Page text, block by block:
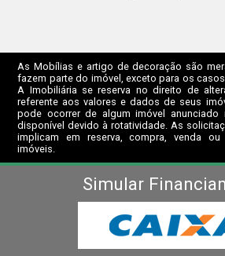
As Mobílias e artigo de decoração são
fazem parte do imóvel, exceto para os
A Imobiliária se reserva no direito de
referente aos valores e dados de seus
pode ocorrer de algum imóvel
disponível devido à rotatividade. As
implicam em reserva, compra, venda
imóveis.
Simular